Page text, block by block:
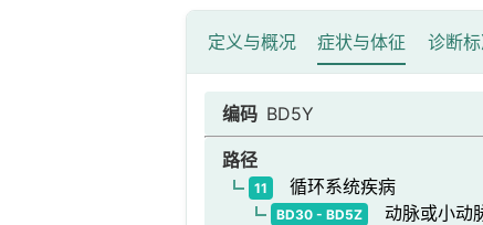
定义与概况 症状与体征 诊断
编码 BD5Y
路径
11 循环系统疾病
BD30 - BD5Z 动脉或小动